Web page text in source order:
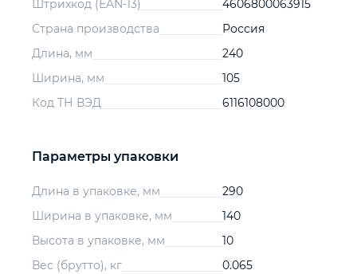
Штрихкод (EAN-13)
4606800063915
Страна производства
Россия
Длина, мм
240
Ширина, мм
105
Код ТН ВЭД
6116108000
Параметры упаковки
Длина в упаковке, мм
290
Ширина в упаковке, мм
140
Высота в упаковке, мм
10
Вес (брутто), кг
0.065